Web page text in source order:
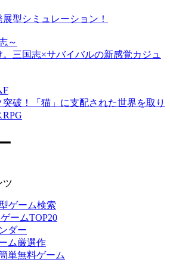
型シミュレーション！
～
三国志×サバイバルの新感覚カジュ
F
破！「猫」に支配された世界を取り
ツ
ゲーム検索
ームTOP20
ダー
ム厳選作
単無料ゲーム